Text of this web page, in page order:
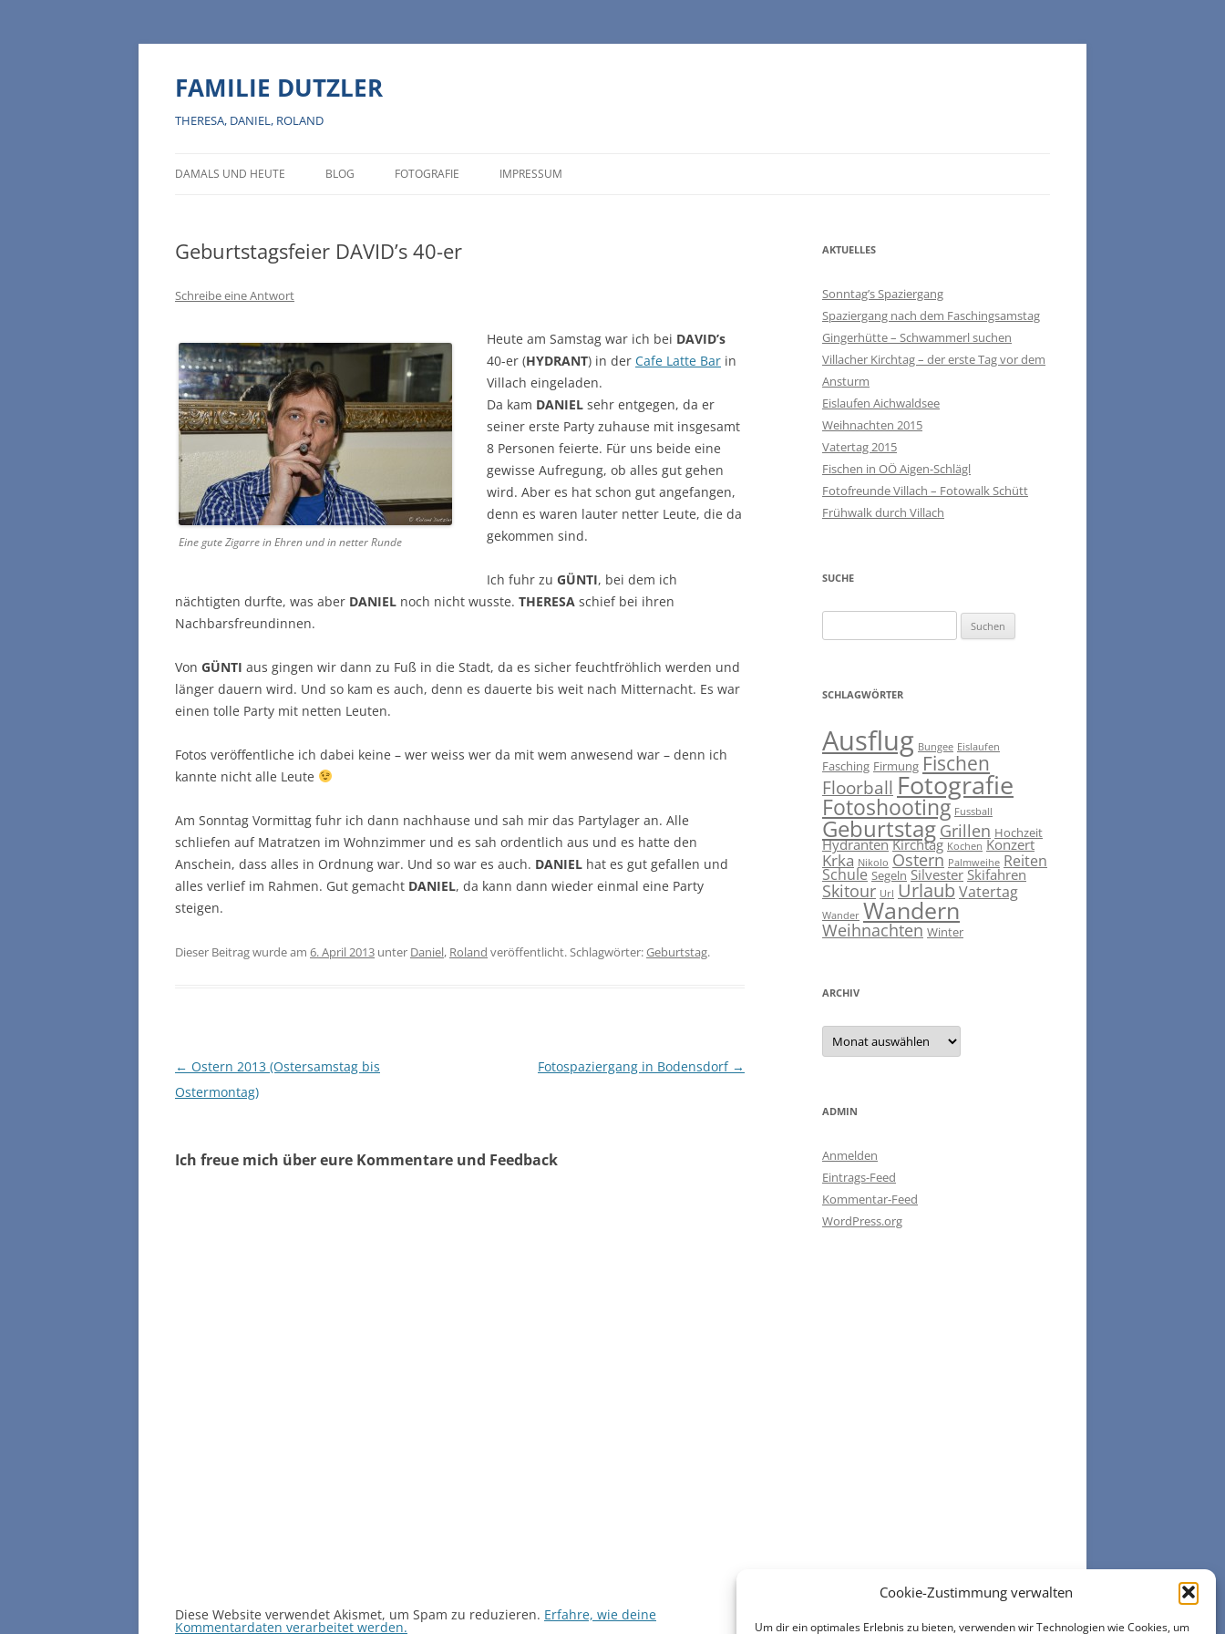
Cookie-Zustimmung verwalten
Um dir ein optimales Erlebnis zu bieten, verwenden wir Technologien wie Cookies, um
Zum
FAMILIE DUTZLER
THERESA, DANIEL, ROLAND
DAMALS UND HEUTE BLOG FOTOGRAFIE IMPRESSUM
Geburtstagsfeier DAVID’s 40-er
Schreibe eine Antwort
Eine gute Zigarre in Ehren und in netter Runde
Heute am Samstag war ich bei DAVID’s
40-er (HYDRANT) in der Cafe Latte Bar in
Villach eingeladen.
Da kam DANIEL sehr entgegen, da er
seiner erste Party zuhause mit insgesamt
8 Personen feierte. Für uns beide eine
gewisse Aufregung, ob alles gut gehen
wird. Aber es hat schon gut angefangen,
denn es waren lauter netter Leute, die da
gekommen sind.
Ich fuhr zu GÜNTI, bei dem ich
nächtigten durfte, was aber DANIEL noch nicht wusste. THERESA schief bei ihren
Nachbarsfreundinnen.
Von GÜNTI aus gingen wir dann zu Fuß in die Stadt, da es sicher feuchtfröhlich werden und
länger dauern wird. Und so kam es auch, denn es dauerte bis weit nach Mitternacht. Es war
einen tolle Party mit netten Leuten.
Fotos veröffentliche ich dabei keine – wer weiss wer da mit wem anwesend war – denn ich
kannte nicht alle Leute
Am Sonntag Vormittag fuhr ich dann nachhause und sah mir das Partylager an. Alle
schliefen auf Matratzen im Wohnzimmer und es sah ordentlich aus und es hatte den
Anschein, dass alles in Ordnung war. Und so war es auch. DANIEL hat es gut gefallen und
alles verlief im Rahmen. Gut gemacht DANIEL, da kann dann wieder einmal eine Party
steigen.
Dieser Beitrag wurde am 6. April 2013 unter Daniel, Roland veröffentlicht. Schlagwörter:Geburtstag.
Beitragsnavigation
← Ostern 2013 (Ostersamstag bis
Ostermontag)
Fotospaziergang in Bodensdorf →
Ich freue mich über eure Kommentare und Feedback
Diese Website verwendet Akismet, um Spam zu reduzieren. Erfahre, wie deine
Kommentardaten verarbeitet werden.
AKTUELLES
Sonntag’s Spaziergang
Spaziergang nach dem Faschingsamstag
Gingerhütte – Schwammerl suchen
Villacher Kirchtag – der erste Tag vor dem
Ansturm
Eislaufen Aichwaldsee
Weihnachten 2015
Vatertag 2015
Fischen in OÖ Aigen-Schlägl
Fotofreunde Villach – Fotowalk Schütt
Frühwalk durch Villach
SUCHE
nach:
SCHLAGWÖRTER
Ausflug Bungee Eislaufen
Fasching Firmung Fischen
Floorball Fotografie
Fotoshooting Fussball
Geburtstag Grillen Hochzeit
Hydranten Kirchtag Kochen Konzert
Krka Nikolo Ostern Palmweihe Reiten
Schule Segeln Silvester Skifahren
Skitour Url Urlaub Vatertag
Wander Wandern
Weihnachten Winter
ARCHIV
ARCHIV
ADMIN
Anmelden
Eintrags-Feed
Kommentar-Feed
WordPress.org